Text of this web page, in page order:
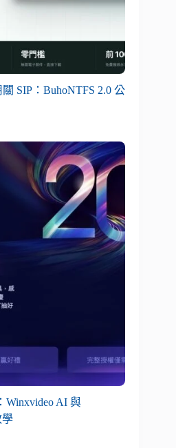
SIP：BuhoNTFS 2.0 公
Winxvideo AI 與
學